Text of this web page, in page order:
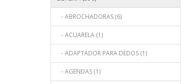
- ABROCHADORAS (6)
- ACUARELA (1)
- ADAPTADOR PARA DEDOS (1)
- AGENDAS (1)